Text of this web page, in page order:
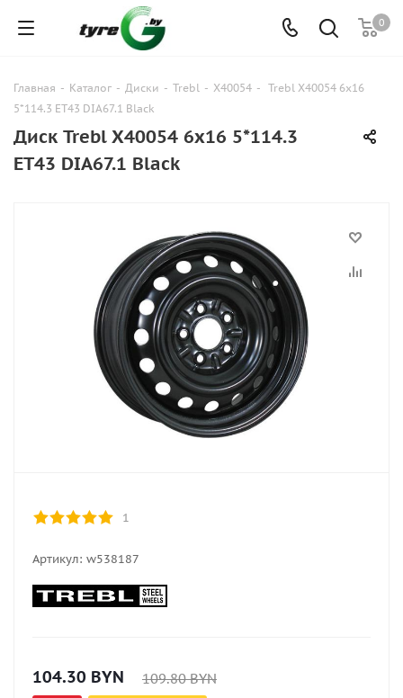
0
Главная - Каталог - Диски - Trebl - X40054 - Trebl X40054 6x16
5*114.3 ET43 DIA67.1 Black
Диск Trebl X40054 6x16 5*114.3
ET43 DIA67.1 Black
1
Артикул: w538187
104.30 BYN 109.80BYN